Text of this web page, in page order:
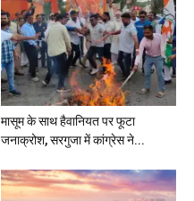
मासूम के साथ हैवानियत पर फूटा
जनाक्रोश, सरगुजा में कांग्रेस ने...